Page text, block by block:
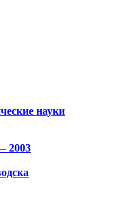
науки
2003